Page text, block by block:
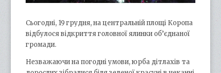
Сьогодні, 19 грудня, на центральній площі Коропа
відбулося відкриття головної ялинки об’єднаної
громади.
Незважаючи на погодні умови, юрба дітлахів та